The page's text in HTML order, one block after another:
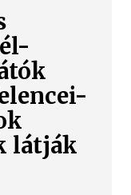
látják